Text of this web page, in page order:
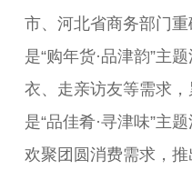
市、河北省商务部门
是“购年货·品津韵”主
衣、走亲访友等需求
是“品佳肴·寻津味”主
欢聚团圆消费需求，